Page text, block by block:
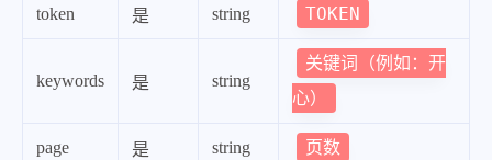
token 是 string TOKEN
keywords 是 string
关键词（例如：开
心）
page 是 string 页数